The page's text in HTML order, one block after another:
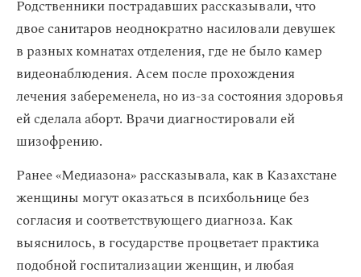
Родственники пострадавших рассказывали, что
двое санитаров неоднократно насиловали девушек
в разных комнатах отделения, где не было камер
видеонаблюдения. Асем после прохождения
лечения забеременела, но из-за состояния здоровья
ей сделала аборт. Врачи диагностировали ей
шизофрению.
Ранее «Медиазона» рассказывала, как в Казахстане
женщины могут оказаться в психбольнице без
согласия и соответствующего диагноза. Как
выяснилось, в государстве процветает практика
подобной госпитализации женщин, и любая